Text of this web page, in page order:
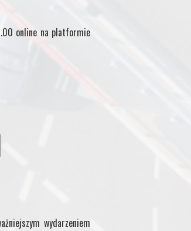
online na platformie
wydarzeniem